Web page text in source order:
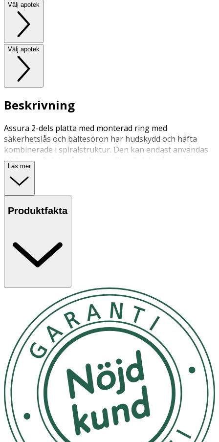
Välj apotek
Välj apotek
Beskrivning
Assura 2-dels platta med monterad ring med
säkerhetslås och bältesöron har hudskydd och häfta
kombinerade i spiralstruktur. Den kan endast användas
till Assura 2-dels påse, Assura Plus 2-dels påse och
Assura Plus 2-dels påse med Hide-away utlopp. Plattan
kan bäras med bälte.
Läs mer
Produktfakta